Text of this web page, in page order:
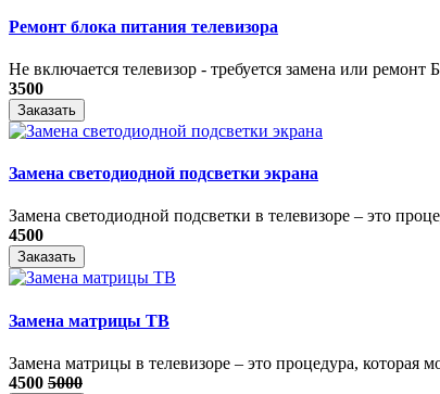
Ремонт блока питания телевизора
Не включается телевизор - требуется замена или ремонт
3500
Заказать
Замена светодиодной подсветки экрана
Замена светодиодной подсветки в телевизоре – это
4500
Заказать
Замена матрицы ТВ
​Замена матрицы в телевизоре – это процедура, которая
4500 5000